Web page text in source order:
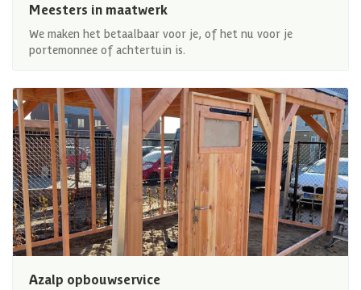
Meesters in maatwerk
We maken het betaalbaar voor je, of het nu voor je
portemonnee of achtertuin is.
Azalp opbouwservice